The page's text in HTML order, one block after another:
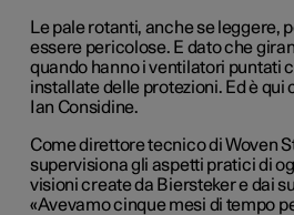
Le pale rotanti, anche se leggere,
essere pericolose. E dato che
quando hanno i ventilatori puntati
installate delle protezioni. Ed è qui
Ian Considine.
Come direttore tecnico di Woven
supervisiona gli aspetti pratici di
visioni create da Biersteker e dai
«Avevamo cinque mesi di tempo